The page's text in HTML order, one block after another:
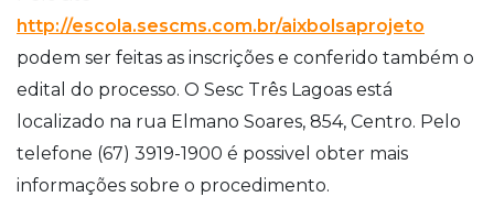
http://escola.sescms.com.br/aixbolsaprojeto
podem ser feitas as inscrições e conferido também o
edital do processo. O Sesc Três Lagoas está
localizado na rua Elmano Soares, 854, Centro. Pelo
telefone (67) 3919-1900 é possivel obter mais
informações sobre o procedimento.